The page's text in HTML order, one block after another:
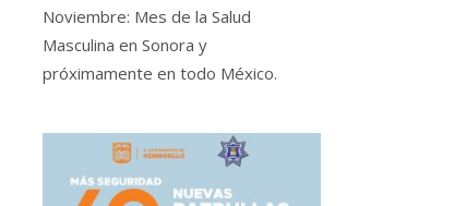
Noviembre: Mes de la Salud
Masculina en Sonora y
próximamente en todo México.